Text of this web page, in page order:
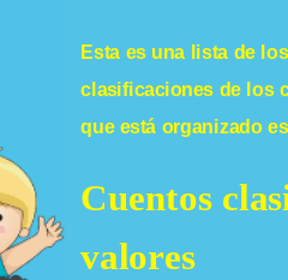
Esta es una lista de
clasificaciones de los
que está organizado
Cuentos
valores